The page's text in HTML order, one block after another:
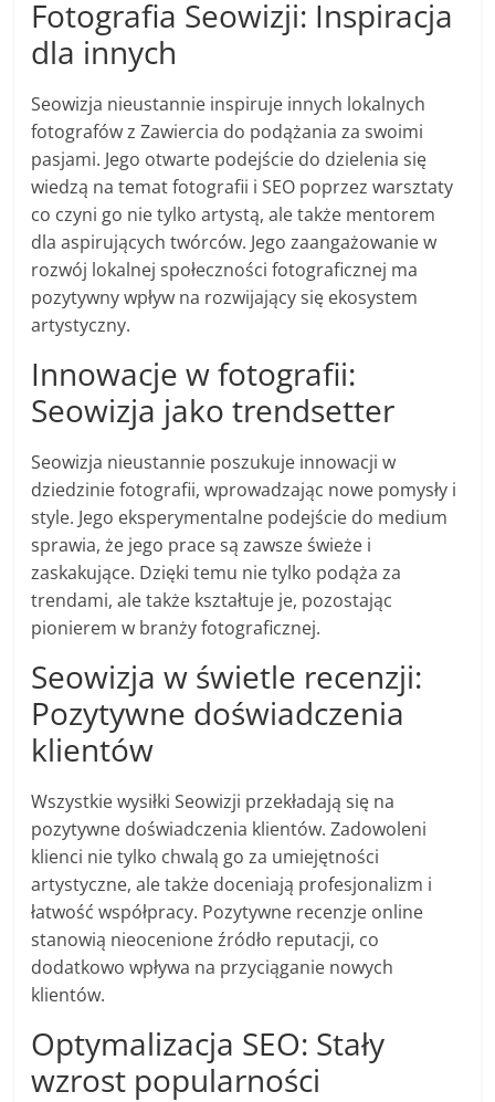
Fotografia Seowizji: Inspiracja
dla innych
Seowizja nieustannie inspiruje innych lokalnych
fotografów z Zawiercia do podążania za swoimi
pasjami. Jego otwarte podejście do dzielenia się
wiedzą na temat fotografii i SEO poprzez warsztaty
co czyni go nie tylko artystą, ale także mentorem
dla aspirujących twórców. Jego zaangażowanie w
rozwój lokalnej społeczności fotograficznej ma
pozytywny wpływ na rozwijający się ekosystem
artystyczny.
Innowacje w fotografii:
Seowizja jako trendsetter
Seowizja nieustannie poszukuje innowacji w
dziedzinie fotografii, wprowadzając nowe pomysły i
style. Jego eksperymentalne podejście do medium
sprawia, że jego prace są zawsze świeże i
zaskakujące. Dzięki temu nie tylko podąża za
trendami, ale także kształtuje je, pozostając
pionierem w branży fotograficznej.
Seowizja w świetle recenzji:
Pozytywne doświadczenia
klientów
Wszystkie wysiłki Seowizji przekładają się na
pozytywne doświadczenia klientów. Zadowoleni
klienci nie tylko chwalą go za umiejętności
artystyczne, ale także doceniają profesjonalizm i
łatwość współpracy. Pozytywne recenzje online
stanowią nieocenione źródło reputacji, co
dodatkowo wpływa na przyciąganie nowych
klientów.
Optymalizacja SEO: Stały
wzrost popularności